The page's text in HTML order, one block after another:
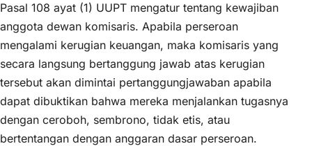
Pasal 108 ayat (1) UUPT mengatur tentang kewajiban
anggota dewan komisaris. Apabila perseroan
mengalami kerugian keuangan, maka komisaris yang
secara langsung bertanggung jawab atas kerugian
tersebut akan dimintai pertanggungjawaban apabila
dapat dibuktikan bahwa mereka menjalankan tugasnya
dengan ceroboh, sembrono, tidak etis, atau
bertentangan dengan anggaran dasar perseroan.